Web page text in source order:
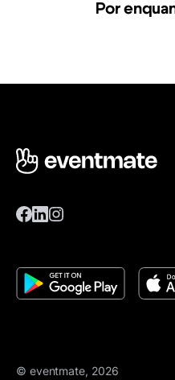
Por
© eventmate, 2026